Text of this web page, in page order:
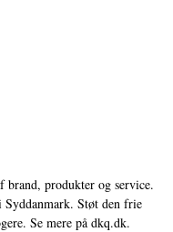
produkter og service.
Støt den frie
Se mere på dkq.dk.